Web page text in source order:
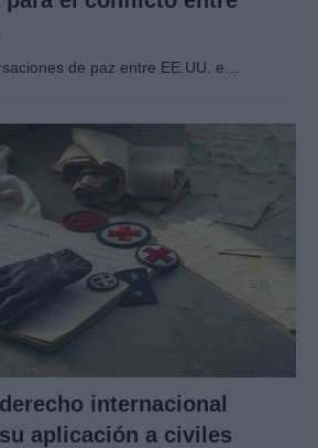
de paz entre EE.UU. e…
internacional
aplicación a civiles